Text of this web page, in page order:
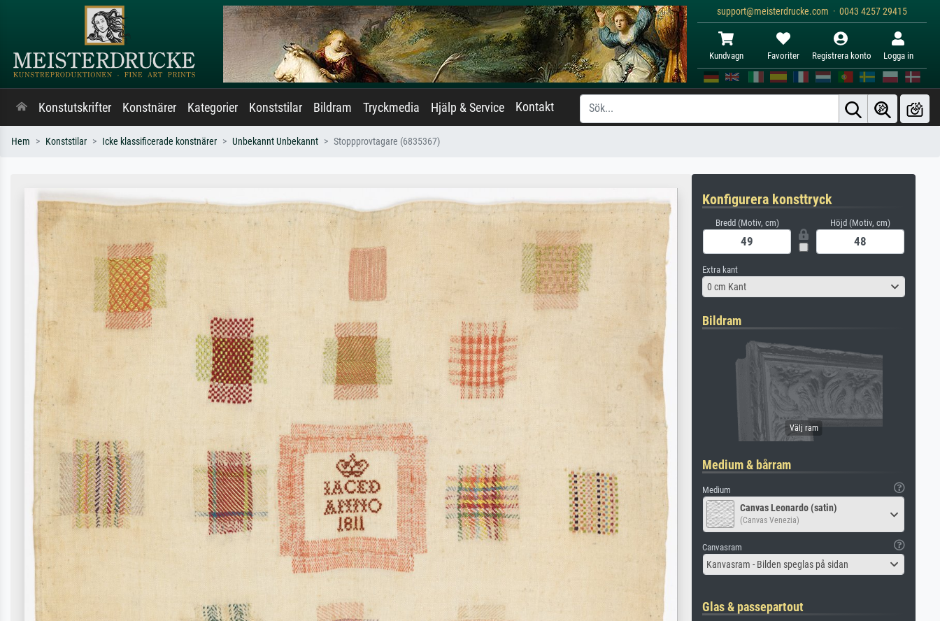
support@meisterdrucke.com · 0043 4257 29415
Kundvagn Favoriter Registrera konto Logga in
Konstutskrifter Konstnärer Kategorier Konststilar Bildram Tryckmedia Hjälp & Service Kontakt
Hem Konststilar Icke klassificerade konstnärer Unbekannt Unbekannt Stoppprovtagare (6835367)
Konfigurera konsttryck
Bredd (Motiv, cm) Höjd (Motiv, cm)
Extra kant
0 cm Kant
Bildram
Medium & bårram
Medium
Canvas Leonardo (satin)
(Canvas Venezia)
Canvasram
Kanvasram - Bilden speglas på sidan
Glas & passepartout